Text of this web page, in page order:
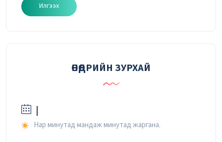
Илгээх
ӨНӨӨДРИЙН ЗУРХАЙ
|
Нар минутад мандаж минутад жаргана.